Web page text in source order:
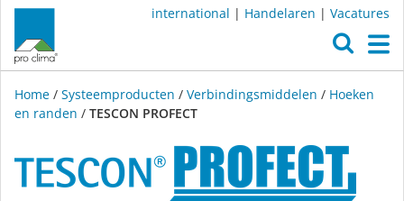
international | Handelaren | Vacatures
Home / Systeemproducten / Verbindingsmiddelen / Hoeken
en randen / TESCON PROFECT